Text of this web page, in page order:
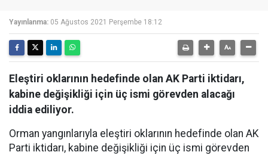
Yayınlanma: 05 Ağustos 2021 Perşembe 18:12
Eleştiri oklarının hedefinde olan AK Parti iktidarı,
kabine değişikliği için üç ismi görevden alacağı
iddia ediliyor.
Orman yangınlarıyla eleştiri oklarının hedefinde olan AK
Parti iktidarı, kabine değişikliği için üç ismi görevden